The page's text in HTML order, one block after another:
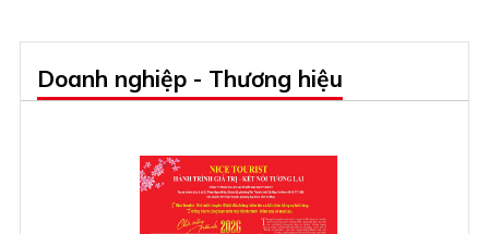
Doanh nghiệp - Thương hiệu